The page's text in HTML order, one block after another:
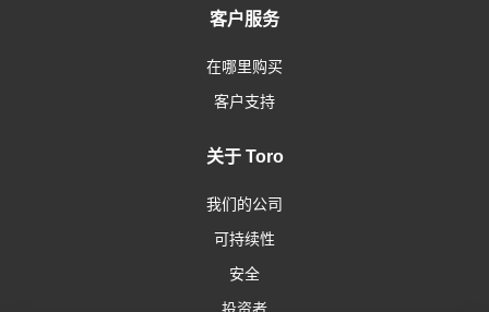
客户服务
在哪里购买
客户支持
关于 Toro
我们的公司
可持续性
安全